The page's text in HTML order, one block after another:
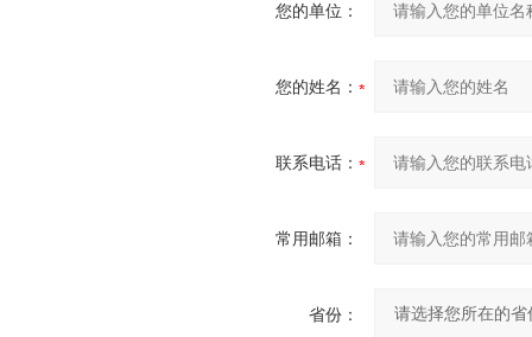
您的单位：
您的姓名：
联系电话：
常用邮箱：
省份：